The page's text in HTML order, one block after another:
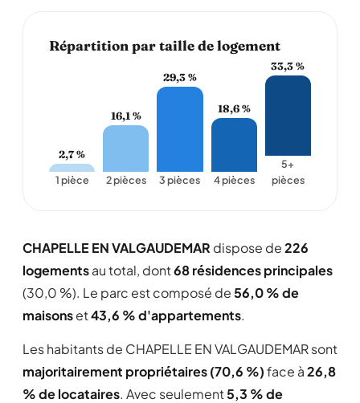
Répartition par taille de logement
2,7 %
1 pièce
16,1 %
2 pièces
29,3 %
3 pièces
18,6 %
4 pièces
33,3 %
5+
pièces
CHAPELLE EN VALGAUDEMAR dispose de226
logementsau total, dont68 résidences principales
(30,0 %). Le parc est composé de56,0 % de
maisonset43,6 % d'appartements.
Les habitants de CHAPELLE EN VALGAUDEMAR sont
majoritairement propriétaires (70,6 %)face à26,8
% de locataires. Avec seulement5,3 % de